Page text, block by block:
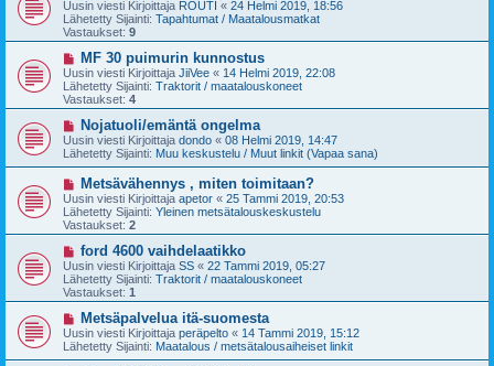
s
t
i
s
i
v
e
s
t
i
Uusin viesti Kirjoittaja ROUTI « 24 Helmi 2019, 18:56
Lähetetty Sijainti: Tapahtumat / Maatalousmatkat
Vastaukset: 9
U
u
s
i
v
e
s
t
MF 30 puimurin kunnostus
Uusin viesti Kirjoittaja JiiVee « 14 Helmi 2019, 22:08
Lähetetty Sijainti: Traktorit / maatalouskoneet
Vastaukset: 4
U
u
s
i
v
e
s
t
Nojatuoli/emäntä ongelma
Uusin viesti Kirjoittaja dondo « 08 Helmi 2019, 14:47
Lähetetty Sijainti: Muu keskustelu / Muut linkit (Vapaa sana)
U
u
s
i
v
e
s
t
i
Metsävähennys , miten toimitaan?
Uusin viesti Kirjoittaja apetor « 25 Tammi 2019, 20:53
Lähetetty Sijainti: Yleinen metsätalouskeskustelu
Vastaukset: 2
U
u
s
i
v
e
s
t
ford 4600 vaihdelaatikko
Uusin viesti Kirjoittaja SS « 22 Tammi 2019, 05:27
Lähetetty Sijainti: Traktorit / maatalouskoneet
Vastaukset: 1
U
u
s
i
Metsäpalvelua itä-suomesta
Uusin viesti Kirjoittaja peräpelto « 14 Tammi 2019, 15:12
Lähetetty Sijainti: Maatalous / metsätalousaiheiset linkit